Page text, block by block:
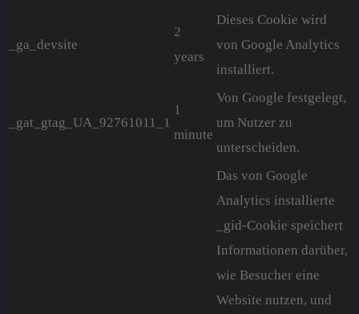
_ga_devsite
2
years
Dieses Cookie wird
von Google Analytics
installiert.
_gat_gtag_UA_92761011_1
1
minute
Von Google festgelegt,
um Nutzer zu
unterscheiden.
Das von Google
Analytics installierte
_gid-Cookie speichert
Informationen darüber,
wie Besucher eine
Website nutzen, und